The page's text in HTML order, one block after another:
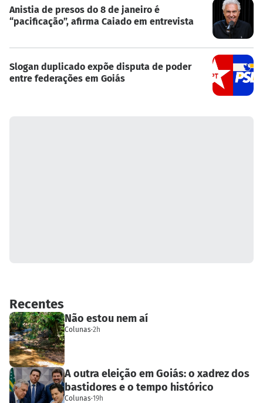
Anistia de presos do 8 de janeiro é
“pacificação”, afirma Caiado em entrevista
Slogan duplicado expõe disputa de poder
entre federações em Goiás
Recentes
Não estou nem aí
Colunas·2h
A outra eleição em Goiás: o xadrez dos
bastidores e o tempo histórico
Colunas·19h